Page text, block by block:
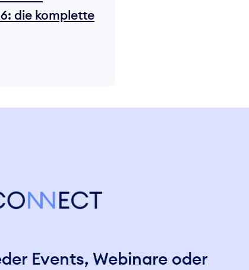
die komplette
Events, Webinare oder